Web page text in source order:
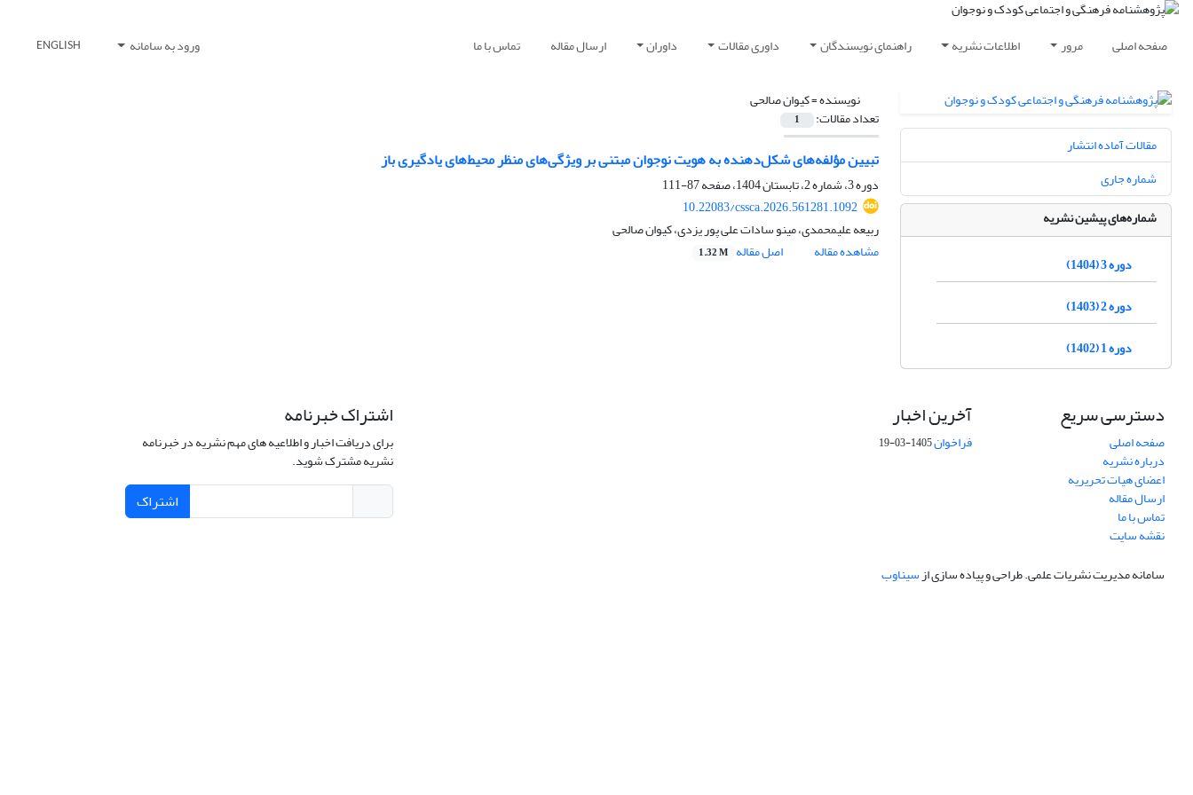
صفحه اصلی مرور اطلاعات نشریه راهنمای نویسندگان داوری مقالات داوران ارسال مقاله تماس با ما ورود به سامانه ENGLISH
نویسنده =کیوان صالحی
تعداد مقالات: 1
تبیین مؤلفه‌های شکل‌دهنده به هویت نوجوان مبتنی ‌بر ویژگی‌های منظر محیط‌های یادگیری باز
دوره 3، شماره 2، تابستان 1404، صفحه
87-111
10.22083/cssca.2026.561281.1092
ربیعه علیمحمدی، مینو سادات علی پور یزدی، کیوان صالحی
مشاهده مقاله
اصل مقاله 1.32 M
مقالات آماده انتشار
شماره جاری
شماره‌های پیشین نشریه
دوره 3 (1404)
دوره 2 (1403)
دوره 1 (1402)
دسترسی سریع
صفحه اصلی
درباره نشریه
اعضای هیات تحریریه
ارسال مقاله
تماس با ما
نقشه سایت
آخرین اخبار
فراخوان1405-03-19
اشتراک خبرنامه
برای دریافت اخبار و اطلاعیه های مهم نشریه در خبرنامه
نشریه مشترک شوید.
اشتراک
سامانه مدیریت نشریات علمی.طراحی و پیاده سازی ازسیناوب